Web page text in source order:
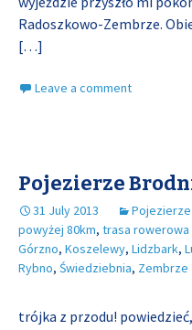
Radoszkowo-Zembrze.
[…]
Leave a comment
Pojezierze
31 July 2013
powyżej 80km, trasa rowerowa
Górzno, Koszelewy, Lidzbark,
Rybno, Świedziebnia, Zembrze
trójka z przodu!